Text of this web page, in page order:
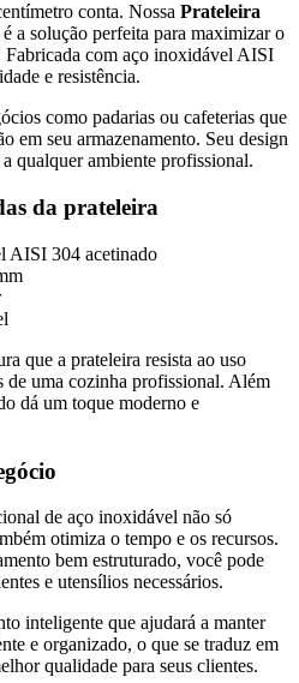
conta. Nossa Prateleira
é a solução perfeita para maximizar o
Fabricada com aço inoxidável AISI
e resistência.
como padarias ou cafeterias que
em seu armazenamento. Seu design
qualquer ambiente profissional.
da prateleira
AISI 304 acetinado
que a prateleira resista ao uso
de uma cozinha profissional. Além
dá um toque moderno e
de aço inoxidável não só
otimiza o tempo e os recursos.
bem estruturado, você pode
e utensílios necessários.
inteligente que ajudará a manter
e organizado, o que se traduz em
qualidade para seus clientes.